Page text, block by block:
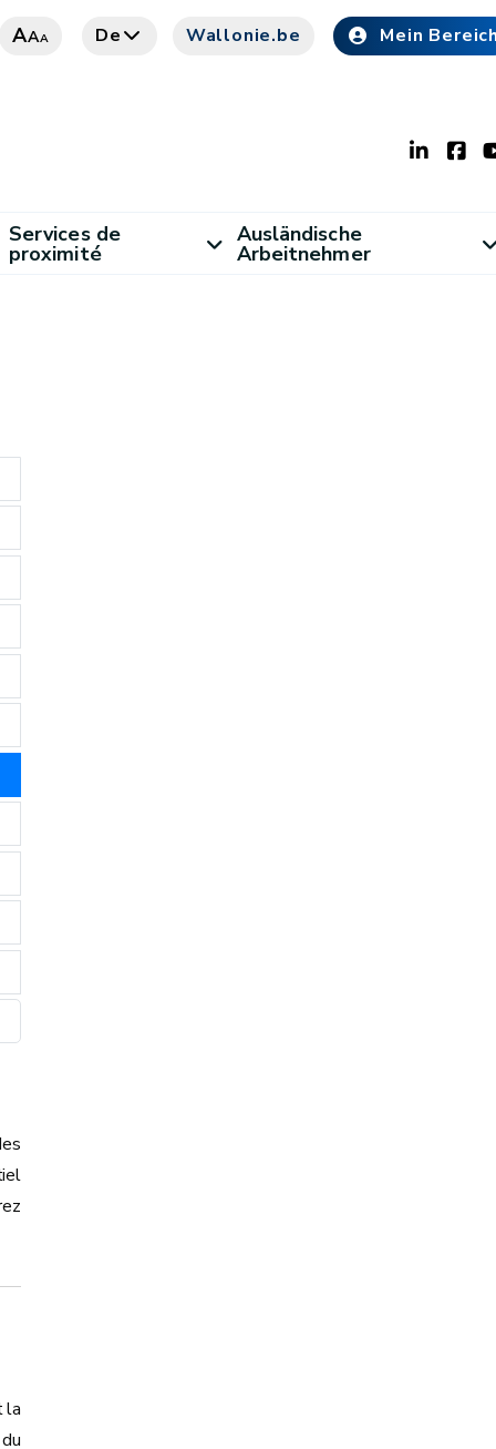
AAA De Wallonie.be Mein
Services de
proximité
Ausländische
Arbeitnehmer
la